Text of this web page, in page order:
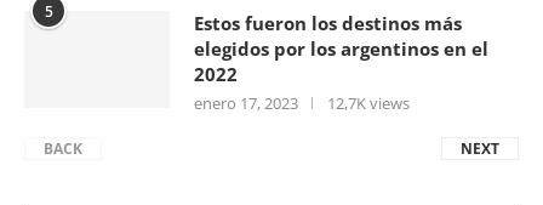
5
Estos fueron los destinos más
elegidos por los argentinos en el
2022
enero 17, 2023 12,7K views
BACK NEXT